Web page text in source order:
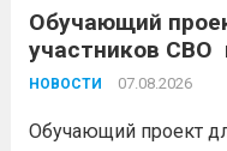
Обучающий
участников СВО и членов их семей «Наше
дело»
НОВОСТИ 07.08.2026
Обучающий проект